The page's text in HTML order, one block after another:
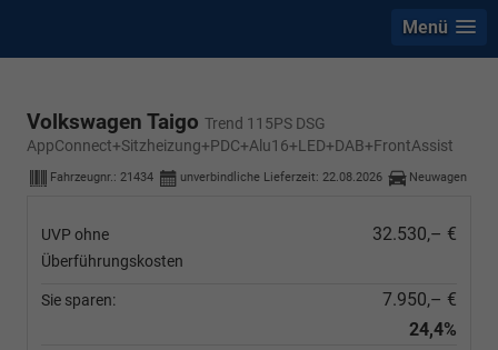
Menü
Volkswagen Taigo Trend 115PS DSG
AppConnect+Sitzheizung+PDC+Alu16+LED+DAB+FrontAssist
Fahrzeugnr.: 21434 unverbindliche Lieferzeit: 22.08.2026 Neuwagen
UVP ohne
Überführungskosten
32.530,– €
Sie sparen:
7.950,– €
24,4%